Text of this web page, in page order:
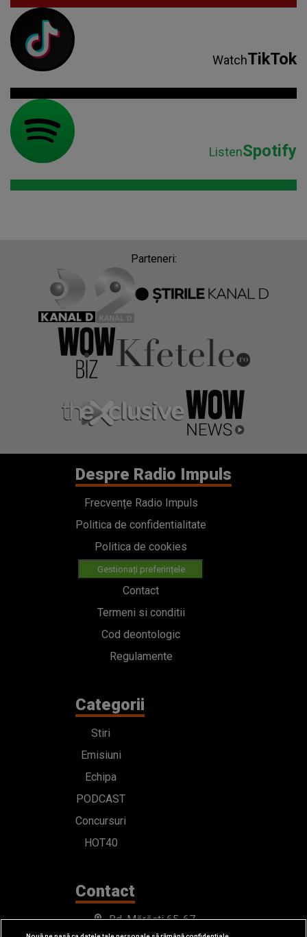
WatchTikTok
ListenSpotify
Parteneri:
Despre Radio Impuls
Frecvențe Radio Impuls
Politica de confidentialitate
Politica de cookies
Gestionați preferințele
Contact
Termeni si conditii
Cod deontologic
Regulamente
Categorii
Stiri
Emisiuni
Echipa
PODCAST
Concursuri
HOT40
Contact
Bd. Mărăști 65-67,